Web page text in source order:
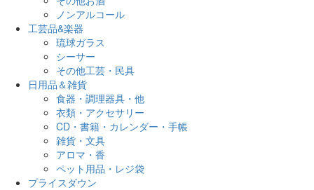
ノンアルコール
工芸品&楽器
琉球ガラス
シーサー
その他工芸・民具
日用品＆雑貨
食器・調理器具・他
衣類・アクセサリー
CD・書籍・カレンダー・手帳
雑貨・文具
アロマ・香
ペット用品・レジ袋
プライスダウン